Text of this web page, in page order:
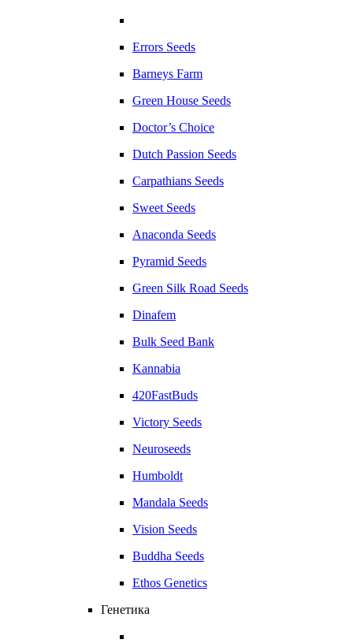
Errors Seeds
Barneys Farm
Green House Seeds
Doctor’s Choice
Dutch Passion Seeds
Carpathians Seeds
Sweet Seeds
Anaconda Seeds
Pyramid Seeds
Green Silk Road Seeds
Dinafem
Bulk Seed Bank
Kannabia
420FastBuds
Victory Seeds
Neuroseeds
Humboldt
Mandala Seeds
Vision Seeds
Buddha Seeds
Ethos Genetics
Генетика